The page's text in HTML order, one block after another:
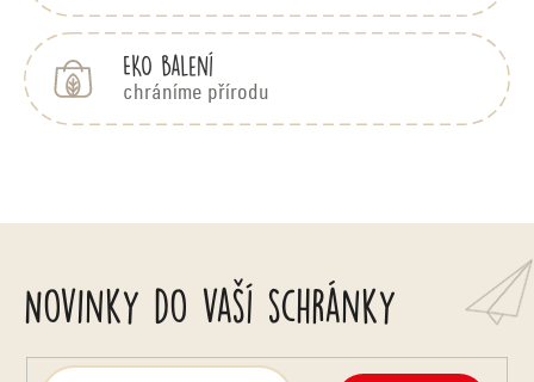
EKO balení
chráníme přírodu
Novinky do vaší schránky